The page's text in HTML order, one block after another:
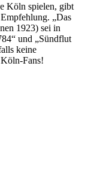
Köln spielen, gibt
„Das
1923) sei in
und „Sündflut
keine
Köln-Fans!